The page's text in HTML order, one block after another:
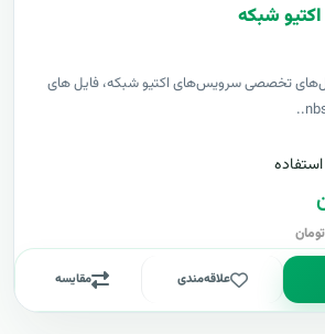
شبکه
تخصصی سرویس‌های اکتیو شبکه، فایل های
علاقه‌مندی مقایسه